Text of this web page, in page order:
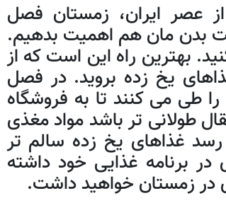
عصر ایران، زمستان فصل
بدن مان هم اهمیت بدهیم.
بهترین راه این است که از
یخ زده بروید. در فصل
طی می کنند تا به فروشگاه
طولانی تر باشد مواد مغذی
غذاهای یخ زده سالم تر
برنامه غذایی خود داشته
در زمستان خواهید داشت.